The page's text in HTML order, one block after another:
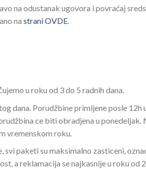
na odustanak ugovora i povraćaj
na strani OVDE.
u roku od 3 do 5 radnih dana.
dana. Porudžbine primljene posle 12h
ce biti obradjena u
vremenskom roku.
paketi su maksimalno zasticeni,
a reklamacija se najkasnije u roku